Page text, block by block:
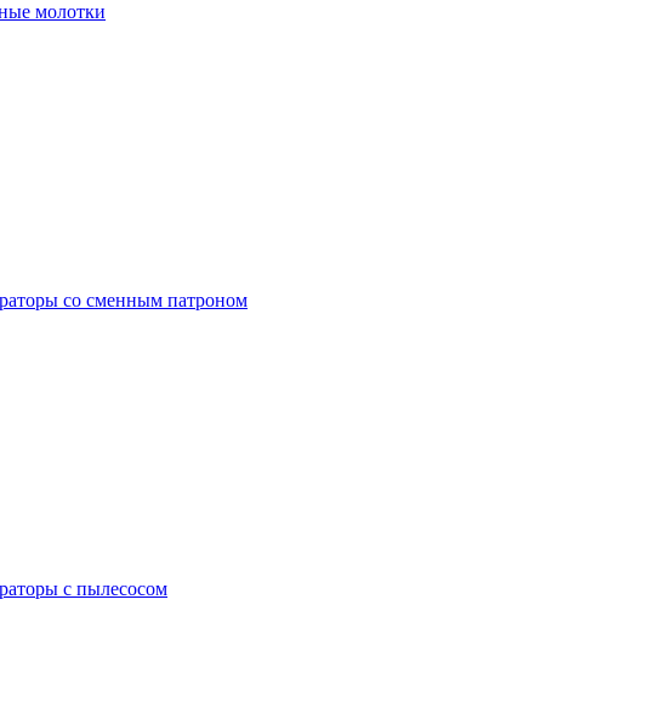
молотки
со сменным патроном
с пылесосом